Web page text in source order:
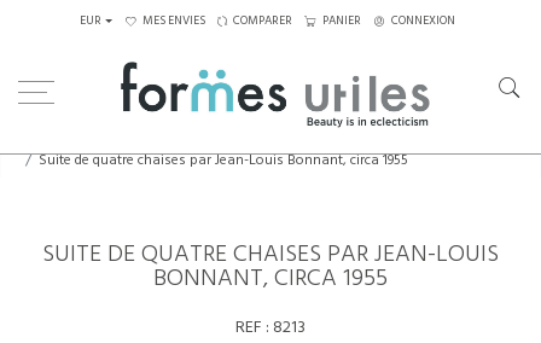
EUR MES ENVIES COMPARER PANIER CONNEXION
Suite de quatre chaises par Jean-Louis Bonnant, circa 1955
SUITE DE QUATRE CHAISES PAR JEAN-LOUIS
BONNANT, CIRCA 1955
REF : 8213